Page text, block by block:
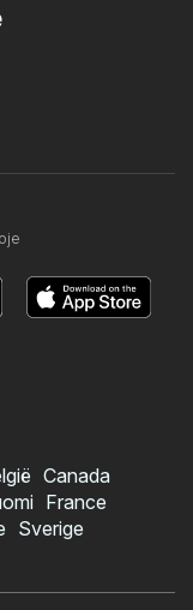
Canada
France
Sverige